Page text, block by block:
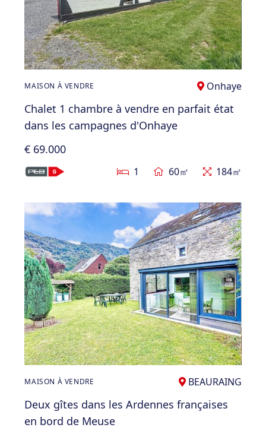
MAISON À VENDRE Onhaye
Chalet 1 chambre à vendre en parfait état
dans les campagnes d'Onhaye
€ 69.000
1 60㎡ 184㎡
MAISON À VENDRE BEAURAING
Deux gîtes dans les Ardennes françaises
en bord de Meuse